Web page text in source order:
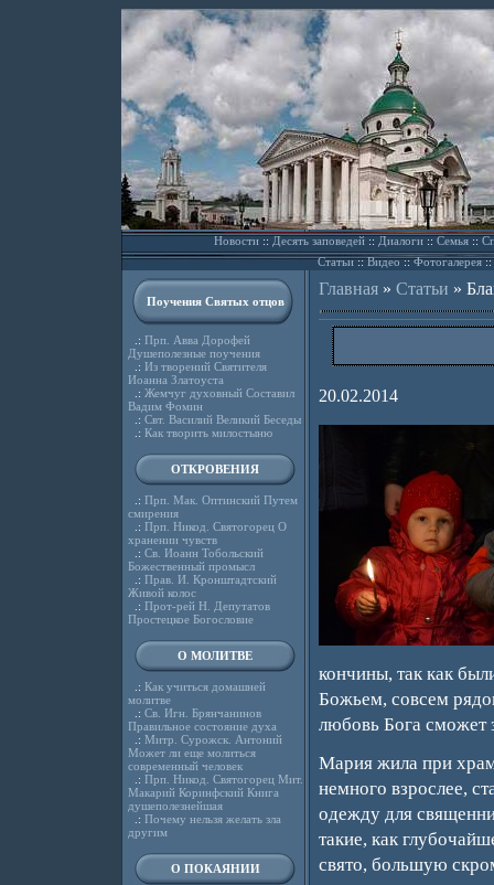
Новости::Десять заповедей::Диалоги::Семья::
Статьи::Видео ::Фотогалерея::
Поучения Святых отцов
.: Прп. Авва Дорофей
Душеполезные поучения
.: Из творений Святителя
Иоанна Златоуста
.: Жемчуг духовный Составил
Вадим Фомин
.: Свт. Василий Великий Беседы
.: Как творить милостыню
ОТКРОВЕНИЯ
.: Прп. Мак. Оптинский Путем
смирения
.: Прп. Никод. Святогорец О
хранении чувств
.: Св. Иоанн Тобольский
Божественный промысл
.: Прав. И. Кронштадтский
Живой колос
.: Прот-рей Н. Депутатов
Простецкое Богословие
О МОЛИТВЕ
.: Как учиться домашней
молитве
.: Св. Игн. Брянчанинов
Правильное состояние духа
.: Митр. Сурожск. Антоний
Может ли еще молиться
современный человек
.: Прп. Никод. Святогорец Мит.
Макарий Коринфский Книга
душеполезнейшая
.: Почему нельзя желать зла
другим
О ПОКАЯНИИ
Главная» Статьи »
20.02.2014
кончины, так как
Божьем, совсем
любовь Бога сможет
Мария жила при
немного взрослее,
одежду для
такие, как
свято, большую